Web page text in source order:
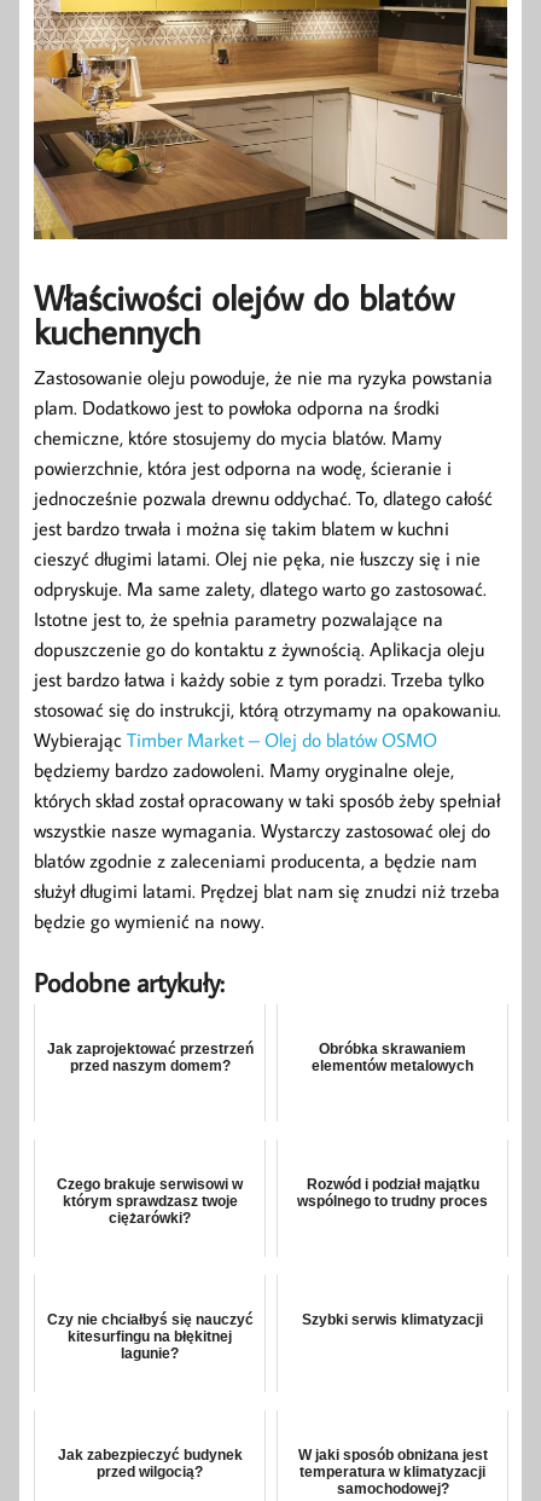
Właściwości olejów do blatów
kuchennych
Zastosowanie oleju powoduje, że nie ma ryzyka powstania
plam. Dodatkowo jest to powłoka odporna na środki
chemiczne, które stosujemy do mycia blatów. Mamy
powierzchnie, która jest odporna na wodę, ścieranie i
jednocześnie pozwala drewnu oddychać. To, dlatego całość
jest bardzo trwała i można się takim blatem w kuchni
cieszyć długimi latami. Olej nie pęka, nie łuszczy się i nie
odpryskuje. Ma same zalety, dlatego warto go zastosować.
Istotne jest to, że spełnia parametry pozwalające na
dopuszczenie go do kontaktu z żywnością. Aplikacja oleju
jest bardzo łatwa i każdy sobie z tym poradzi. Trzeba tylko
stosować się do instrukcji, którą otrzymamy na opakowaniu.
Wybierając Timber Market – Olej do blatów OSMO
będziemy bardzo zadowoleni. Mamy oryginalne oleje,
których skład został opracowany w taki sposób żeby spełniał
wszystkie nasze wymagania. Wystarczy zastosować olej do
blatów zgodnie z zaleceniami producenta, a będzie nam
służył długimi latami. Prędzej blat nam się znudzi niż trzeba
będzie go wymienić na nowy.
Podobne artykuły:
Jak zaprojektować przestrzeń
przed naszym domem?
Obróbka skrawaniem
elementów metalowych
Czego brakuje serwisowi w
którym sprawdzasz twoje
ciężarówki?
Rozwód i podział majątku
wspólnego to trudny proces
Czy nie chciałbyś się nauczyć
kitesurfingu na błękitnej
lagunie?
Szybki serwis klimatyzacji
Jak zabezpieczyć budynek
przed wilgocią?
W jaki sposób obniżana jest
temperatura w klimatyzacji
samochodowej?